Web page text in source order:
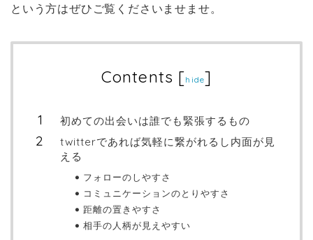
という方はぜひご覧くださいませませ。
Contents [hide]
初めての出会いは誰でも緊張するもの
twitterであれば気軽に繋がれるし内面が見
える
フォローのしやすさ
コミュニケーションのとりやすさ
距離の置きやすさ
相手の人柄が見えやすい